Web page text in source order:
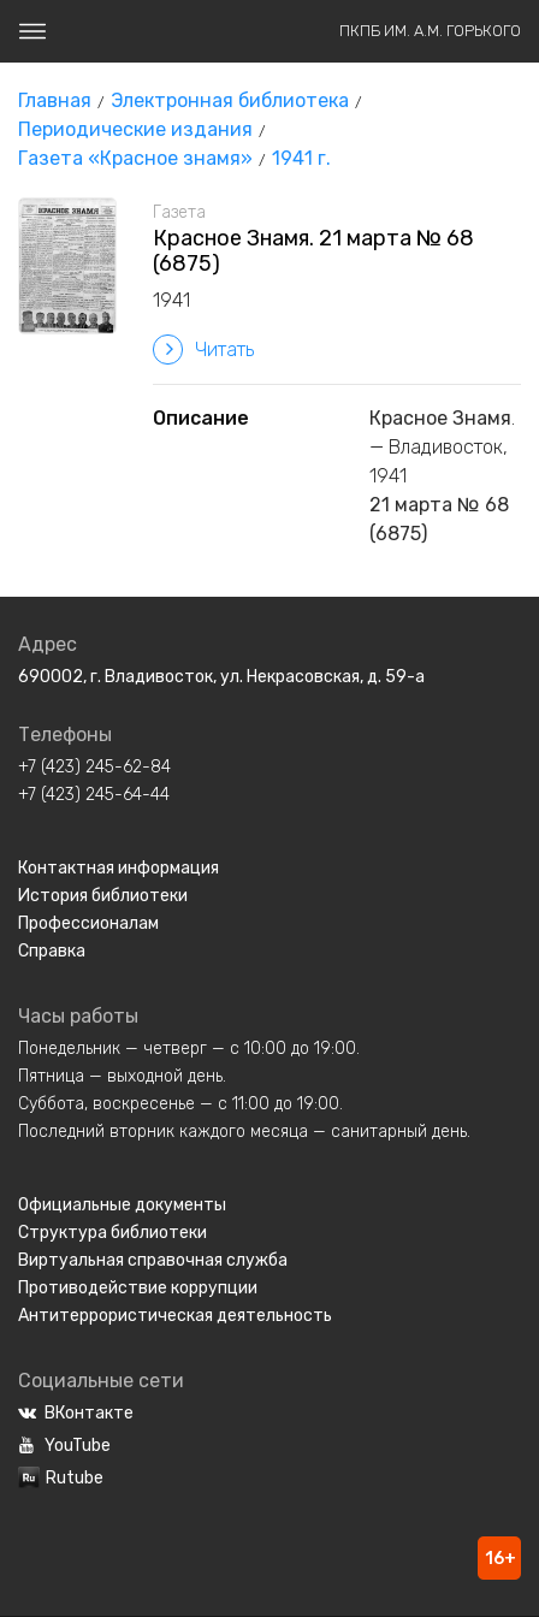
ПКПБ ИМ. А.М. ГОРЬКОГО
Главная
Электронная библиотека
Периодические издания
Газета «Красное знамя»
1941 г.
Газета
Красное Знамя. 21 марта № 68
(6875)
1941
Читать
Описание Красное Знамя.
— Владивосток,
1941
21 марта № 68
(6875)
Адрес
690002, г. Владивосток, ул. Некрасовская, д. 59-а
Телефоны
+7 (423) 245-62-84
+7 (423) 245-64-44
Контактная информация
История библиотеки
Профессионалам
Справка
Часы работы
Понедельник — четверг — с 10:00 до 19:00.
Пятница — выходной день.
Суббота, воскресенье — с 11:00 до 19:00.
Последний вторник каждого месяца — санитарный день.
Официальные документы
Структура библиотеки
Виртуальная справочная служба
Противодействие коррупции
Антитеррористическая деятельность
Социальные сети
ВКонтакте
YouTube
Rutube
16+